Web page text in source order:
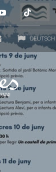
DEUTSCH